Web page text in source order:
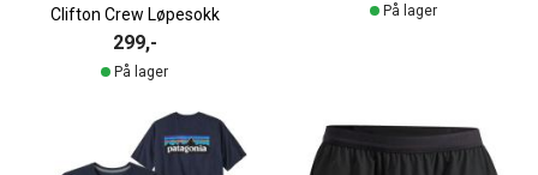
Clifton Crew Løpesokk
299,-
På lager
På lager